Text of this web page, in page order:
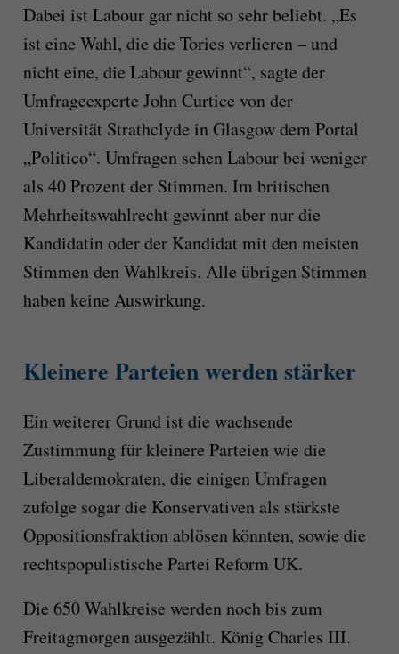
Dabei ist Labour gar nicht so sehr beliebt. „Es
ist eine Wahl, die die Tories verlieren – und
nicht eine, die Labour gewinnt“, sagte der
Umfrageexperte John Curtice von der
Universität Strathclyde in Glasgow dem Portal
„Politico“. Umfragen sehen Labour bei weniger
als 40 Prozent der Stimmen. Im britischen
Mehrheitswahlrecht gewinnt aber nur die
Kandidatin oder der Kandidat mit den meisten
Stimmen den Wahlkreis. Alle übrigen Stimmen
haben keine Auswirkung.
Kleinere Parteien werden stärker
Ein weiterer Grund ist die wachsende
Zustimmung für kleinere Parteien wie die
Liberaldemokraten, die einigen Umfragen
zufolge sogar die Konservativen als stärkste
Oppositionsfraktion ablösen könnten, sowie die
rechtspopulistische Partei Reform UK.
Die 650 Wahlkreise werden noch bis zum
Freitagmorgen ausgezählt. König Charles III.